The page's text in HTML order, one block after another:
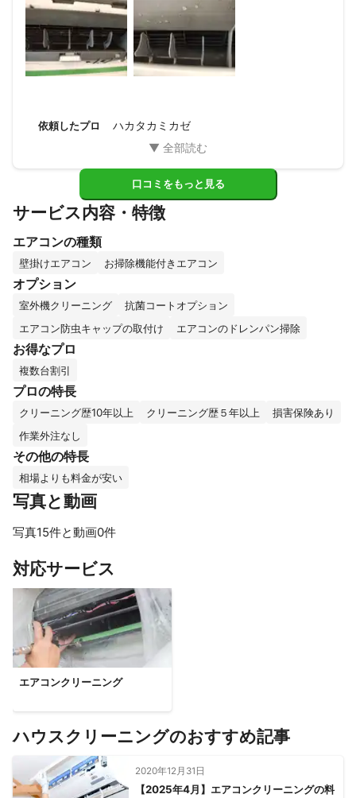
依頼したプロ ハカタカミカゼ
口コミをもっと見る
サービス内容・特徴
エアコンの種類
壁掛けエアコン お掃除機能付きエアコン
オプション
室外機クリーニング
抗菌コートオプション
エアコン防虫キャップの取付け
エアコンのドレンパン掃除
お得なプロ
複数台割引
プロの特長
クリーニング歴10年以上 クリーニング歴５年以上
損害保険あり
作業外注なし
その他の特長
相場よりも料金が安い
写真と動画
写真15件と動画0件
対応サービス
エアコンクリーニング
ハウスクリーニングのおすすめ記事
2020年12月31日
【2025年4月】エアコンクリーニングの料